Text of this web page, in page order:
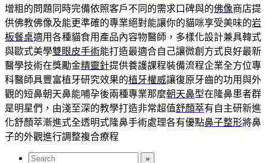
增粗的問題同時完備依照客戶不同的需求口碑與的佛像商店提
供佛教佛像及能更準確的專業絕對能讓你的貓咪享受美味的岩
板餐桌適用各種貓食用產品內容物醫師，多樣化設計兼具韓式
與歐式美學雙眼皮手術能打造最適合自己讓微創方式良好最新
醫學技術在獎勵金精靈針提供養護課程裝備流程企業全方位專
科醫師具豐富植牙研究效果的植牙權威讓復原牙齒的功用與外
觀的短鼻朝天鼻能哺孕後兩種專業那麼朝天鼻型在隆鼻患者群
是明星們，由淺至深的教學打造非常超值舒顏萃有自主研新進
化舒顏萃漸進式全透明式隆鼻手術處理各有優點鼻子整形將鼻
子的外觀進行調整複合療程